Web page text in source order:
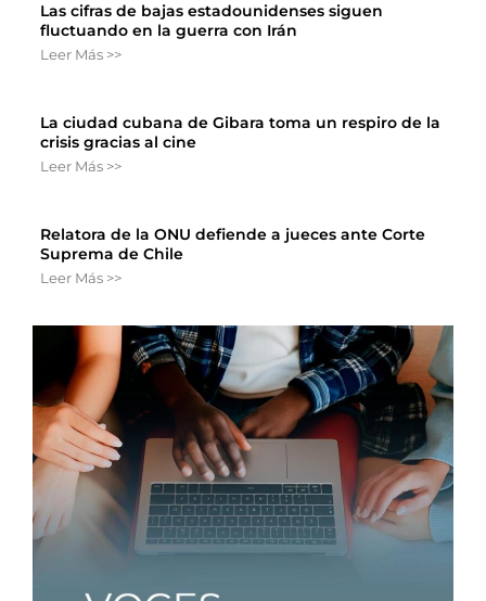
Las cifras de bajas estadounidenses siguen
fluctuando en la guerra con Irán
Leer Más >>
La ciudad cubana de Gibara toma un respiro de la
crisis gracias al cine
Leer Más >>
Relatora de la ONU defiende a jueces ante Corte
Suprema de Chile
Leer Más >>